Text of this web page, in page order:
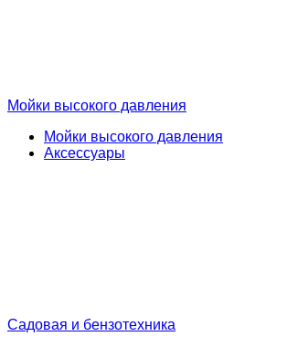
Мойки высокого давления
Мойки высокого давления
Аксессуары
Садовая и бензотехника